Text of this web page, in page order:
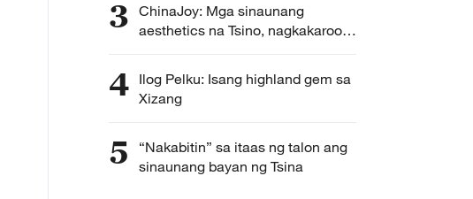
3 ChinaJoy: Mga sinaunang
aesthetics na Tsino, nagkakaroon
ng mga bagong anyo
4 Ilog Pelku: Isang highland gem sa
Xizang
5
“Nakabitin” sa itaas ng talon ang
sinaunang bayan ng Tsina